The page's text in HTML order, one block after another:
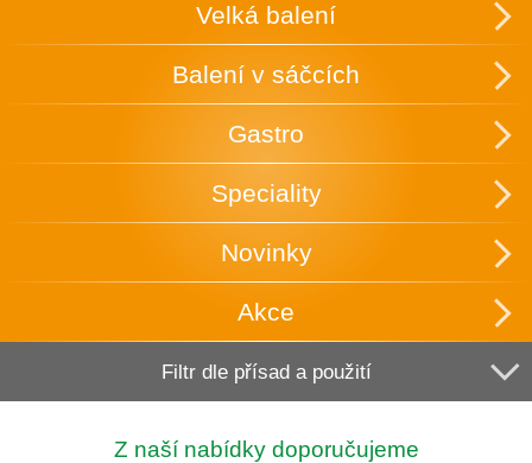
Uchovávejte v suchu a temnu.Velká balení
Balení v sáčcích
Gastro
Speciality
Novinky
Akce
Filtr dle přísad a použití
Z naší nabídky doporučujeme